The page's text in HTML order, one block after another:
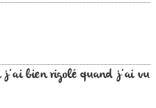
j’ai bien rigolé quand j’ai vu